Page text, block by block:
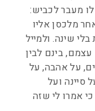
מעבר לכביש:
מלכסן אליו
שינה. ולמייל
בינם לבין
על אהבה, על
סיינה ועל
אמרו לי שזה